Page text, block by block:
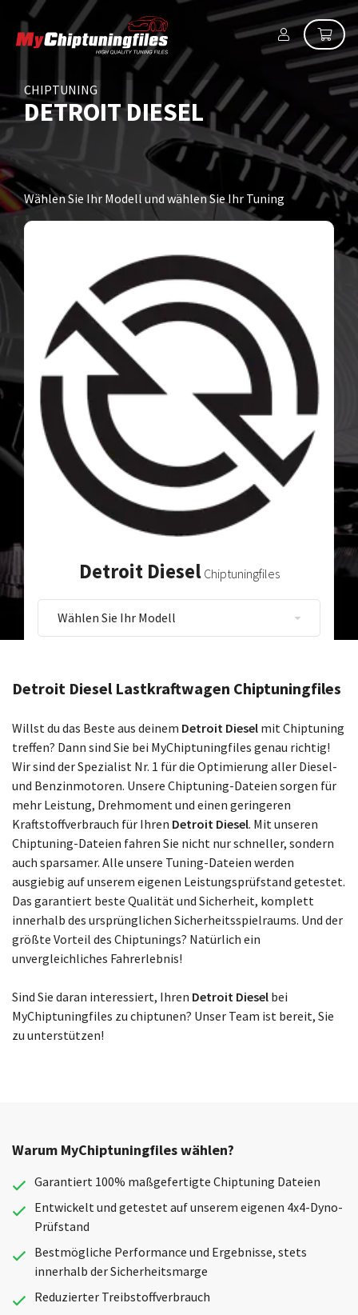
CHIPTUNING
DETROIT DIESEL
Wählen Sie Ihr Modell und wählen Sie Ihr Tuning
Detroit Diesel Chiptuningfiles
Wählen Sie Ihr Modell
Detroit Diesel Lastkraftwagen Chiptuningfiles
Willst du das Beste aus deinem Detroit Diesel mit Chiptuning
treffen? Dann sind Sie bei MyChiptuningfiles genau richtig!
Wir sind der Spezialist Nr. 1 für die Optimierung aller Diesel-
und Benzinmotoren. Unsere Chiptuning-Dateien sorgen für
mehr Leistung, Drehmoment und einen geringeren
Kraftstoffverbrauch für Ihren Detroit Diesel. Mit unseren
Chiptuning-Dateien fahren Sie nicht nur schneller, sondern
auch sparsamer. Alle unsere Tuning-Dateien werden
ausgiebig auf unserem eigenen Leistungsprüfstand getestet.
Das garantiert beste Qualität und Sicherheit, komplett
innerhalb des ursprünglichen Sicherheitsspielraums. Und der
größte Vorteil des Chiptunings? Natürlich ein
unvergleichliches Fahrerlebnis!
Sind Sie daran interessiert, Ihren Detroit Diesel bei
MyChiptuningfiles zu chiptunen? Unser Team ist bereit, Sie
zu unterstützen!
Warum MyChiptuningfiles wählen?
Garantiert 100% maßgefertigte Chiptuning Dateien
Entwickelt und getestet auf unserem eigenen 4x4-Dyno-
Prüfstand
Bestmögliche Performance und Ergebnisse, stets
innerhalb der Sicherheitsmarge
Reduzierter Treibstoffverbrauch